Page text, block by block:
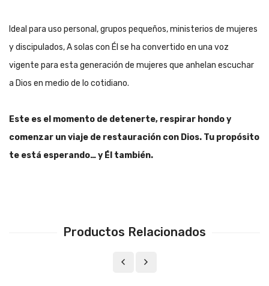
Ideal para uso personal, grupos pequeños, ministerios de mujeres
y discipulados, A solas con Él se ha convertido en una voz
vigente para esta generación de mujeres que anhelan escuchar
a Dios en medio de lo cotidiano.
Este es el momento de detenerte, respirar hondo y
comenzar un viaje de restauración con Dios. Tu propósito
te está esperando… y Él también.
Productos Relacionados